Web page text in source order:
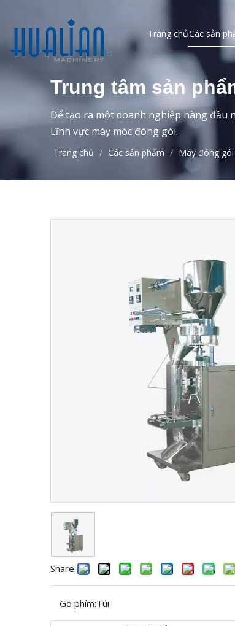
Trang chủCác sản
Trung tâm sản
Để tạo ra một doanh nghiệp hàng đầu
Lĩnh vực máy móc đóng gói.
Trang chủ / Các sản phẩm / Máy đóng
Share:
Gõ phím:Túi